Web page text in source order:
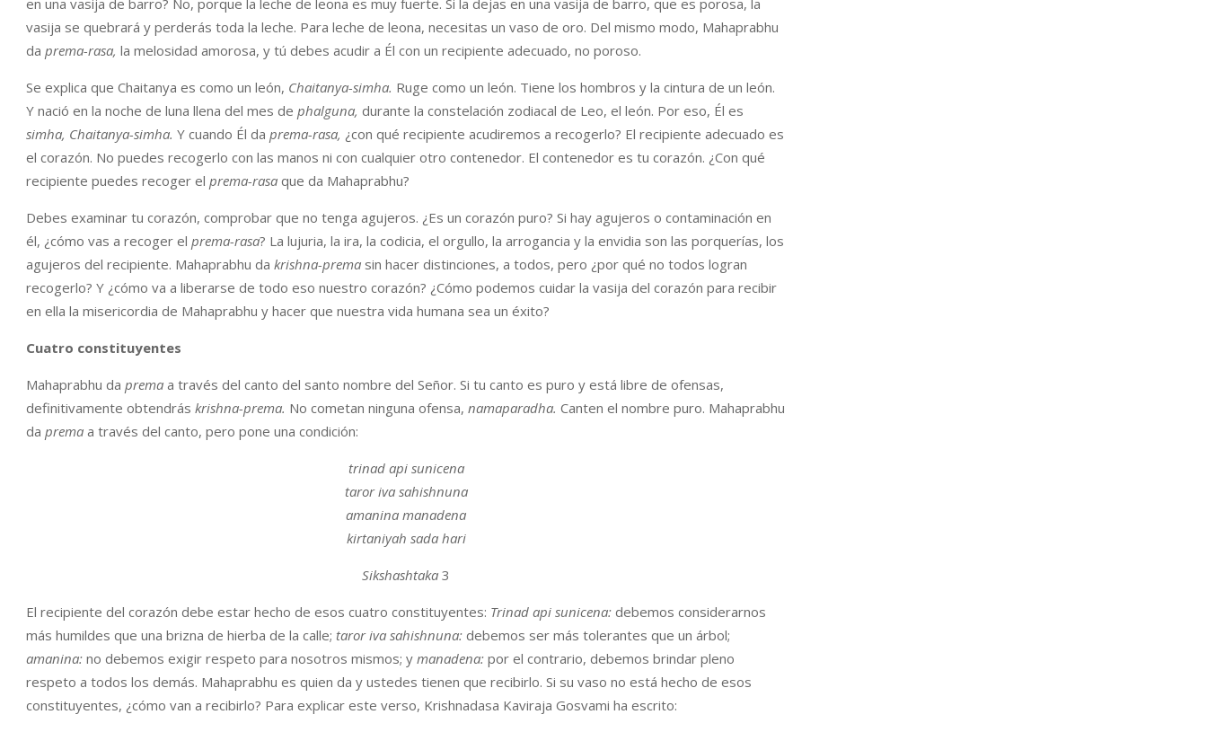
en una vasija de barro? No, porque la leche de leona es muy fuerte. Si la dejas en una vasija de barro, que es porosa, la
vasija se quebrará y perderás toda la leche. Para leche de leona, necesitas un vaso de oro. Del mismo modo, Mahaprabhu
da prema-rasa, la melosidad amorosa, y tú debes acudir a Él con un recipiente adecuado, no poroso.
Se explica que Chaitanya es como un león, Chaitanya-simha. Ruge como un león. Tiene los hombros y la cintura de un león.
Y nació en la noche de luna llena del mes de phalguna, durante la constelación zodiacal de Leo, el león. Por eso, Él es
simha, Chaitanya-simha. Y cuando Él da prema-rasa, ¿con qué recipiente acudiremos a recogerlo? El recipiente adecuado es
el corazón. No puedes recogerlo con las manos ni con cualquier otro contenedor. El contenedor es tu corazón. ¿Con qué
recipiente puedes recoger el prema-rasa que da Mahaprabhu?
Debes examinar tu corazón, comprobar que no tenga agujeros. ¿Es un corazón puro? Si hay agujeros o contaminación en
él, ¿cómo vas a recoger el prema-rasa? La lujuria, la ira, la codicia, el orgullo, la arrogancia y la envidia son las porquerías, los
agujeros del recipiente. Mahaprabhu da krishna-prema sin hacer distinciones, a todos, pero ¿por qué no todos logran
recogerlo? Y ¿cómo va a liberarse de todo eso nuestro corazón? ¿Cómo podemos cuidar la vasija del corazón para recibir
en ella la misericordia de Mahaprabhu y hacer que nuestra vida humana sea un éxito?
Cuatro constituyentes
Mahaprabhu da prema a través del canto del santo nombre del Señor. Si tu canto es puro y está libre de ofensas,
definitivamente obtendrás krishna-prema. No cometan ninguna ofensa, namaparadha. Canten el nombre puro. Mahaprabhu
da prema a través del canto, pero pone una condición:
trinad api sunicena
taror iva sahishnuna
amanina manadena
kirtaniyah sada hari
Sikshashtaka 3
El recipiente del corazón debe estar hecho de esos cuatro constituyentes: Trinad api sunicena: debemos considerarnos
más humildes que una brizna de hierba de la calle; taror iva sahishnuna: debemos ser más tolerantes que un árbol;
amanina: no debemos exigir respeto para nosotros mismos; y manadena: por el contrario, debemos brindar pleno
respeto a todos los demás. Mahaprabhu es quien da y ustedes tienen que recibirlo. Si su vaso no está hecho de esos
constituyentes, ¿cómo van a recibirlo? Para explicar este verso, Krishnadasa Kaviraja Gosvami ha escrito: